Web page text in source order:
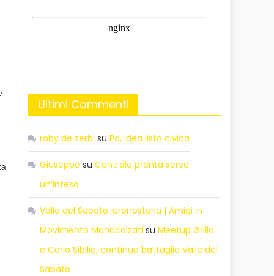
Ultimi Commenti
roby de zerbi suPd, idea lista civica
Giuseppe suCentrale pronta serve
un’intesa
Valle del Sabato: cronostoria | Amici in
Movimento Manocalzati suMeetup Grillo
e Carlo Sibilia, continua battaglia Valle del
Sabato